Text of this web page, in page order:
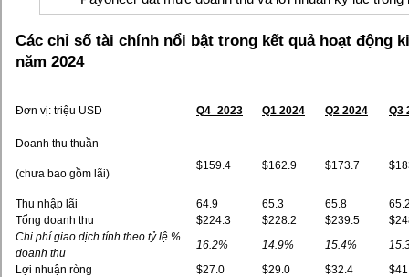
Các chỉ số tài chính nổi bật trong kết quả hoạt động
năm 2024
Đơn vị: triệu USD Q4_2023 Q1 2024 Q2 2024 Q3
Doanh thu thuần
(chưa bao gồm lãi)
$159.4 $162.9 $173.7
Thu nhập lãi 64.9 65.3 65.8
Tổng doanh thu
$224.3 $228.2 $239.5
Chi phí giao dịch tính theo tỷ lệ %
doanh thu
16.2% 14.9% 15.4%
Lợi nhuận ròng
$27.0 $29.0 $32.4